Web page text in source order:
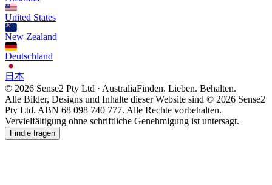
United States
New Zealand
Deutschland
日本
© 2026 Sense2 Pty Ltd · AustraliaFinden. Lieben. Behalten.
Alle Bilder, Designs und Inhalte dieser Website sind © 2026 Sense2
Pty Ltd. ABN 68 098 740 777. Alle Rechte vorbehalten.
Vervielfältigung ohne schriftliche Genehmigung ist untersagt.
Findie fragen